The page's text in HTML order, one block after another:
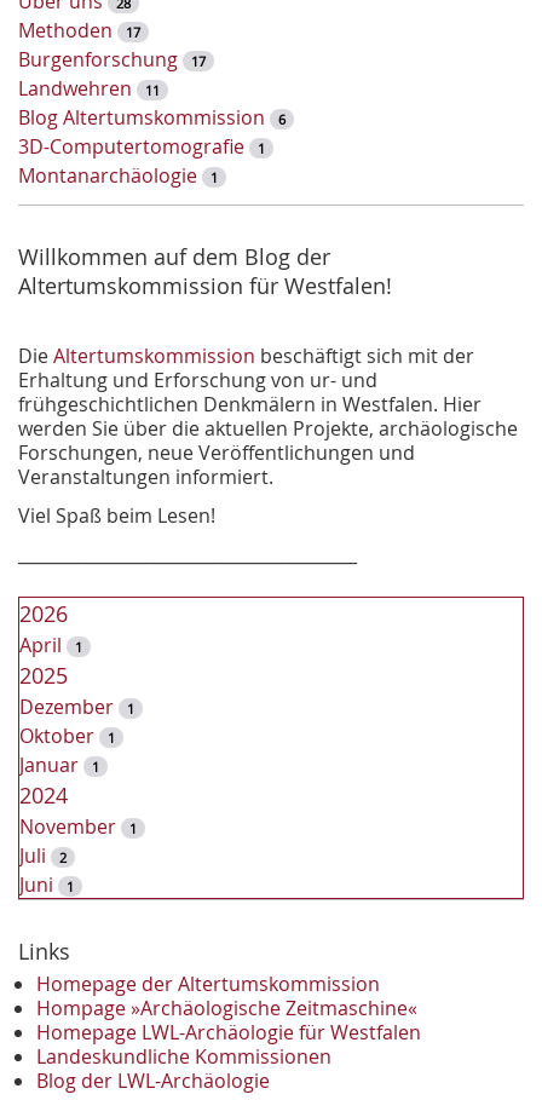
o
r
t
-
S
u
c
e
Methoden 17
Burgenforschung 17
Landwehren 11
Blog Altertumskommission 6
3D-Computertomografie 1
Montanarchäologie 1
Willkommen auf dem Blog der
Altertumskommission für Westfalen!
DieAltertumskommission beschäftigt sich mit der
Erhaltung und Erforschung von ur- und
frühgeschichtlichen Denkmälern in Westfalen. Hier
werden Sie über die aktuellen Projekte, archäologische
Forschungen, neue Veröffentlichungen und
Veranstaltungen informiert.
Viel Spaß beim Lesen!
2026
April 1
2025
Dezember 1
Oktober 1
Januar 1
2024
November 1
Juli 2
Juni 1
Dezember
November 2
Oktober 1
September 2
August 1
Mai 1
Links
Homepage der Altertumskommission
Hompage »Archäologische Zeitmaschine«
Homepage LWL-Archäologie für Westfalen
Landeskundliche Kommissionen
Blog der LWL-Archäologie